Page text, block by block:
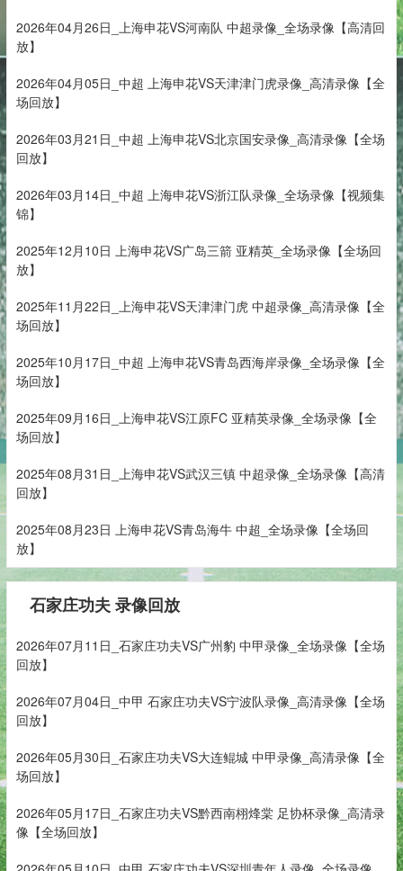
2026年04月26日_上海申花VS河南队 中超录像_全场录像【高清回
放】
2026年04月05日_中超 上海申花VS天津津门虎录像_高清录像【全
场回放】
2026年03月21日_中超 上海申花VS北京国安录像_高清录像【全场
回放】
2026年03月14日_中超 上海申花VS浙江队录像_全场录像【视频集
锦】
2025年12月10日 上海申花VS广岛三箭 亚精英_全场录像【全场回
放】
2025年11月22日_上海申花VS天津津门虎 中超录像_高清录像【全
场回放】
2025年10月17日_中超 上海申花VS青岛西海岸录像_全场录像【全
场回放】
2025年09月16日_上海申花VS江原FC 亚精英录像_全场录像【全
场回放】
2025年08月31日_上海申花VS武汉三镇 中超录像_全场录像【高清
回放】
2025年08月23日 上海申花VS青岛海牛 中超_全场录像【全场回
放】
石家庄功夫 录像回放
2026年07月11日_石家庄功夫VS广州豹 中甲录像_全场录像【全场
回放】
2026年07月04日_中甲 石家庄功夫VS宁波队录像_高清录像【全场
回放】
2026年05月30日_石家庄功夫VS大连鲲城 中甲录像_高清录像【全
场回放】
2026年05月17日_石家庄功夫VS黔西南栩烽棠 足协杯录像_高清录
像【全场回放】